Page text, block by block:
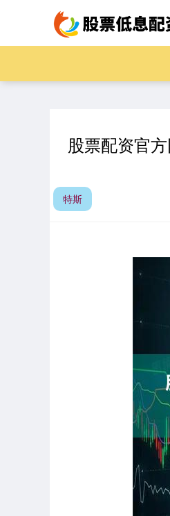
股票配资官
特斯